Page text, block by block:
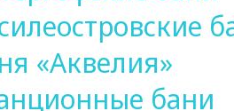
«Аквелия»
бани